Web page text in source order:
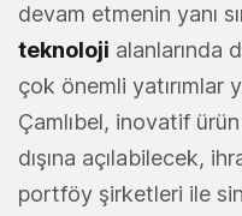
devam etmenin yanı
teknoloji alanlarında
çok önemli yatırımlar
Çamlıbel, inovatif
dışına açılabilecek,
portföy şirketleri ile